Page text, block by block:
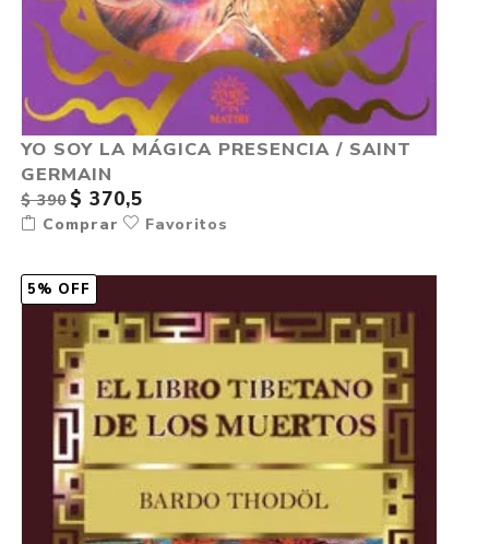
YO SOY LA MÁGICA PRESENCIA / SAINT
GERMAIN
$ 390 $ 370,5
Comprar Favoritos
5% OFF